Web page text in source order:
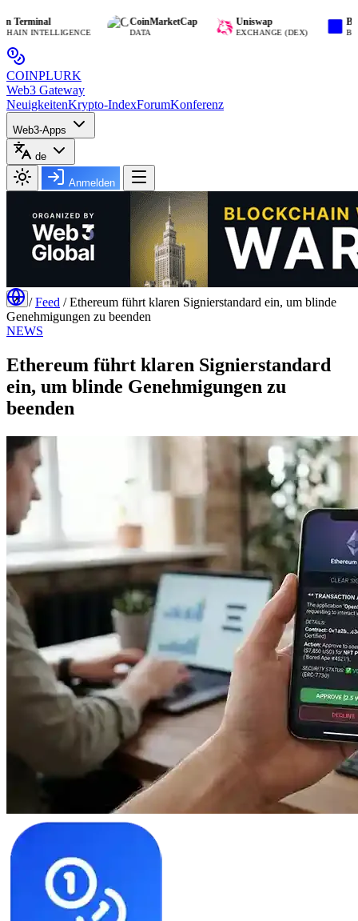
CoinMarketCap Uniswap
EXCHANGE (DEX)
Base
COINPLURK
Web3 Gateway
NeuigkeitenKrypto-IndexForumKonferenz
Web3-Apps
de
Anmelden
✕ / Feed / Ethereum führt klaren Signierstandard ein, um blinde
Genehmigungen zu beenden
NEWS
Ethereum führt klaren Signierstandard
ein, um blinde Genehmigungen zu
beenden